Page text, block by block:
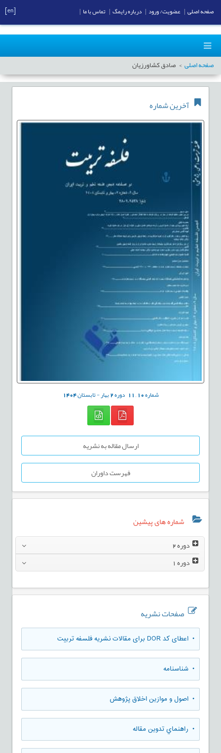
صفحه اصلی صادق کشاورزیان
آخرین شماره
شماره10
,
11 دوره2بهار - تابستان1404
ارسال مقاله به نشریه
فهرست داوران
شماره های پیشین
دوره2
دوره1
صفحات نشریه
• اعطای کد DOR برای مقالات نشریه فلسفه تربیت
• شناسنامه
• اصول و موازین اخلاق پژوهش
• راهنماي تدوين مقاله
صفحه اصلی عضویت/ ورود درباره رایمگ تماس با ما